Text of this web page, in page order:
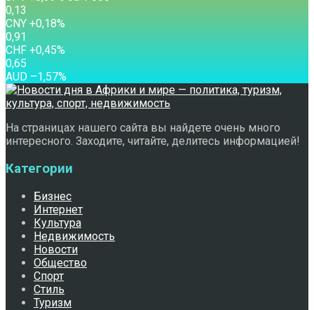
0,13
CNY +0,18%
0,91
CHF +0,45%
0,65
AUD –1,57%
На страницах нашего сайта вы найдете очень много
интересного. Заходите, читайте, делитесь информацией!
Категории
Бизнес
Интернет
Культура
Недвижимость
Новости
Общество
Спорт
Стиль
Туризм